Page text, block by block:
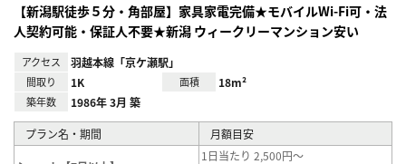
【新潟駅徒歩５分・角部屋】家具家電完備★モバイルWi-Fi可・法
人契約可能・保証人不要★新潟 ウィークリーマンション安い
アクセス 羽越本線「京ケ瀬駅」
間取り 1K 面積 18m²
築年数 1986年 3月 築
プラン名・期間 月額目安
1日当たり 2,500円～